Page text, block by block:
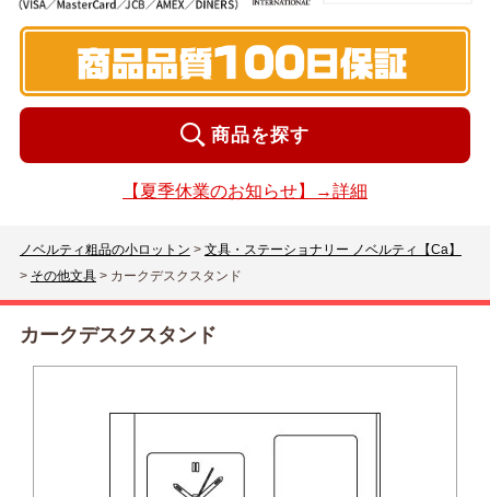
商品を探す
【夏季休業のお知らせ】→詳細
ノベルティ粗品の小ロットン > 文具・ステーショナリー ノベルティ【Ca】
> その他文具 > カークデスクスタンド
カークデスクスタンド